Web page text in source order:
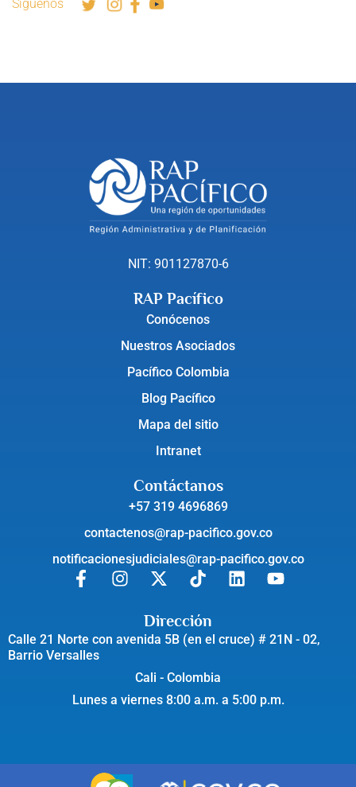
Síguenos
NIT: 901127870-6
RAP Pacífico
Conócenos
Nuestros Asociados
Pacífico Colombia
Blog Pacífico
Mapa del sitio
Intranet
Contáctanos
+57 319 4696869
contactenos@rap-pacifico.gov.co
notificacionesjudiciales@rap-pacifico.gov.co
Dirección
Calle 21 Norte con avenida 5B (en el cruce) # 21N - 02,
Barrio Versalles
Cali - Colombia
Lunes a viernes 8:00 a.m. a 5:00 p.m.